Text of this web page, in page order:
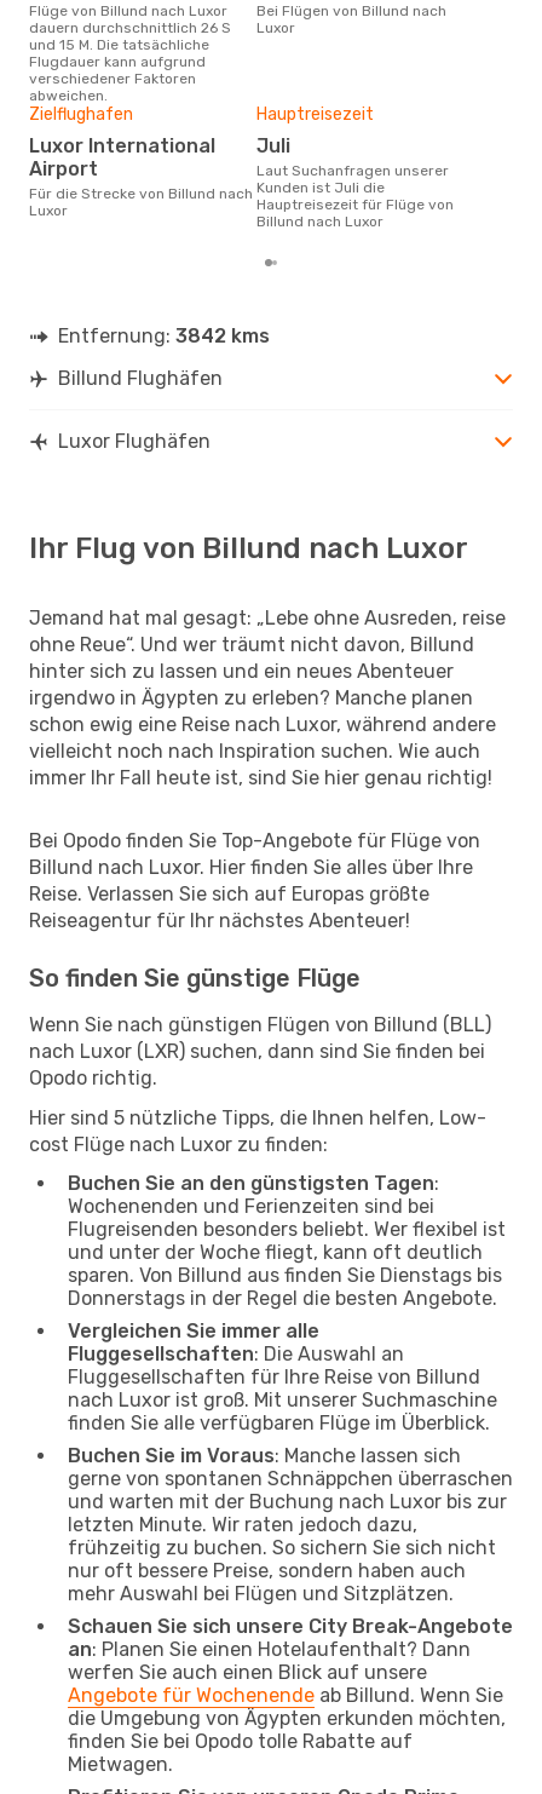
Flüge von Billund nach Luxor
dauern durchschnittlich 26 S
und 15 M. Die tatsächliche
Flugdauer kann aufgrund
verschiedener Faktoren
abweichen.
Bei Flügen von Billund nach
Luxor
Zielflughafen
Luxor International
Airport
Für die Strecke von Billund nach
Luxor
Hauptreisezeit
Juli
Laut Suchanfragen unserer
Kunden ist Juli die
Hauptreisezeit für Flüge von
Billund nach Luxor
Entfernung: 3842 kms
Billund Flughäfen
Luxor Flughäfen
Ihr Flug von Billund nach Luxor
Jemand hat mal gesagt: „Lebe ohne Ausreden, reise
ohne Reue“. Und wer träumt nicht davon, Billund
hinter sich zu lassen und ein neues Abenteuer
irgendwo in Ägypten zu erleben? Manche planen
schon ewig eine Reise nach Luxor, während andere
vielleicht noch nach Inspiration suchen. Wie auch
immer Ihr Fall heute ist, sind Sie hier genau richtig!
Bei Opodo finden Sie Top-Angebote für Flüge von
Billund nach Luxor. Hier finden Sie alles über Ihre
Reise. Verlassen Sie sich auf Europas größte
Reiseagentur für Ihr nächstes Abenteuer!
So finden Sie günstige Flüge
Wenn Sie nach günstigen Flügen von Billund (BLL)
nach Luxor (LXR) suchen, dann sind Sie finden bei
Opodo richtig.
Hier sind 5 nützliche Tipps, die Ihnen helfen, Low-
cost Flüge nach Luxor zu finden:
Buchen Sie an den günstigsten Tagen:
Wochenenden und Ferienzeiten sind bei
Flugreisenden besonders beliebt. Wer flexibel ist
und unter der Woche fliegt, kann oft deutlich
sparen. Von Billund aus finden Sie Dienstags bis
Donnerstags in der Regel die besten Angebote.
Vergleichen Sie immer alle
Fluggesellschaften: Die Auswahl an
Fluggesellschaften für Ihre Reise von Billund
nach Luxor ist groß. Mit unserer Suchmaschine
finden Sie alle verfügbaren Flüge im Überblick.
Buchen Sie im Voraus: Manche lassen sich
gerne von spontanen Schnäppchen überraschen
und warten mit der Buchung nach Luxor bis zur
letzten Minute. Wir raten jedoch dazu,
frühzeitig zu buchen. So sichern Sie sich nicht
nur oft bessere Preise, sondern haben auch
mehr Auswahl bei Flügen und Sitzplätzen.
Schauen Sie sich unsere City Break-Angebote
an: Planen Sie einen Hotelaufenthalt? Dann
werfen Sie auch einen Blick auf unsere
Angebote für Wochenende ab Billund. Wenn Sie
die Umgebung von Ägypten erkunden möchten,
finden Sie bei Opodo tolle Rabatte auf
Mietwagen.